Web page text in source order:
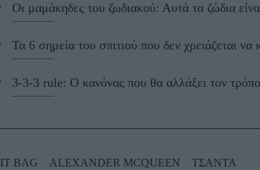
Οι μαμάκηδες του ζωδιακού: Αυτά τα ζώδια
Τα 6 σημεία του σπιτιού που δεν χρειάζεται να
3-3-3 rule: Ο κανόνας που θα αλλάξει τον
IT BAG ALEXANDER MCQUEEN ΤΣΑΝΤΑ